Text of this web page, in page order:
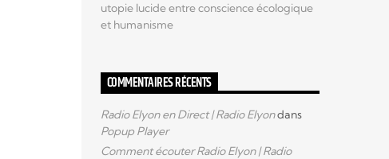
utopie lucide entre conscience écologique
et humanisme
COMMENTAIRES RÉCENTS
Radio Elyon en Direct | Radio Elyondans
Popup Player
Comment écouter Radio Elyon | Radio